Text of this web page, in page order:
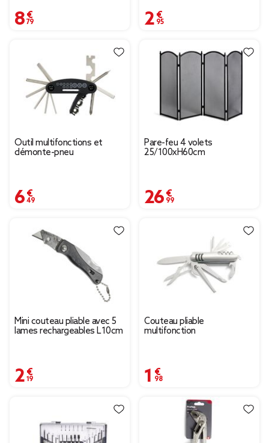
8,79 € 2,95 €
Outil multifonctions et
démonte-pneu
6,49 €
Pare-feu 4 volets
25/100xH60cm
26,99 €
Mini couteau pliable avec 5
lames rechargeables L10cm
2,19 €
Couteau pliable
multifonction
1,98 €